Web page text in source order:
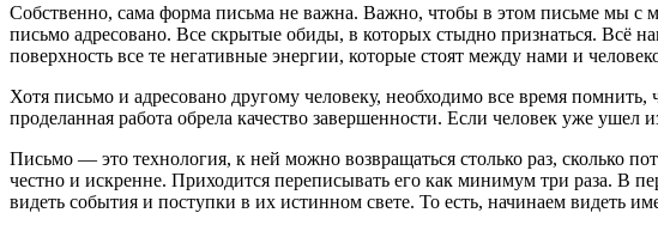
Собственно, сама форма письма не важна. Важно, чтобы в этом письме мы с
письмо адресовано. Все скрытые обиды, в которых стыдно признаться. Всё
поверхность все те негативные энергии, которые стоят между нами и
Хотя письмо и адресовано другому человеку, необходимо все время
проделанная работа обрела качество завершенности. Если человек уже
Письмо — это технология, к ней можно возвращаться столько раз, сколько
честно и искренне. Приходится переписывать его как минимум три раза. В
видеть события и поступки в их истинном свете. То есть, начинаем видеть